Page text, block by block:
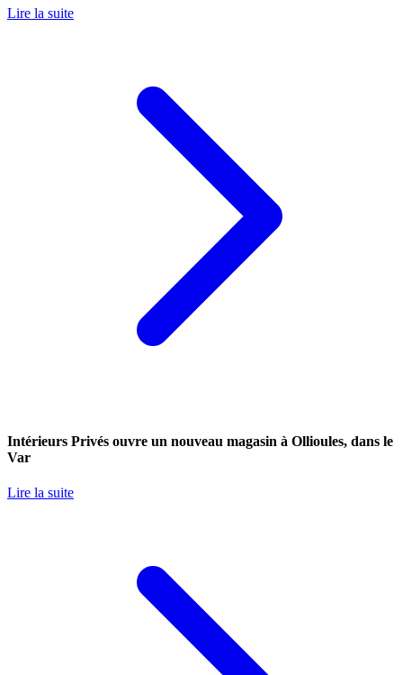
Lire la suite
Intérieurs Privés ouvre un nouveau magasin à Ollioules, dans le
Var
Lire la suite